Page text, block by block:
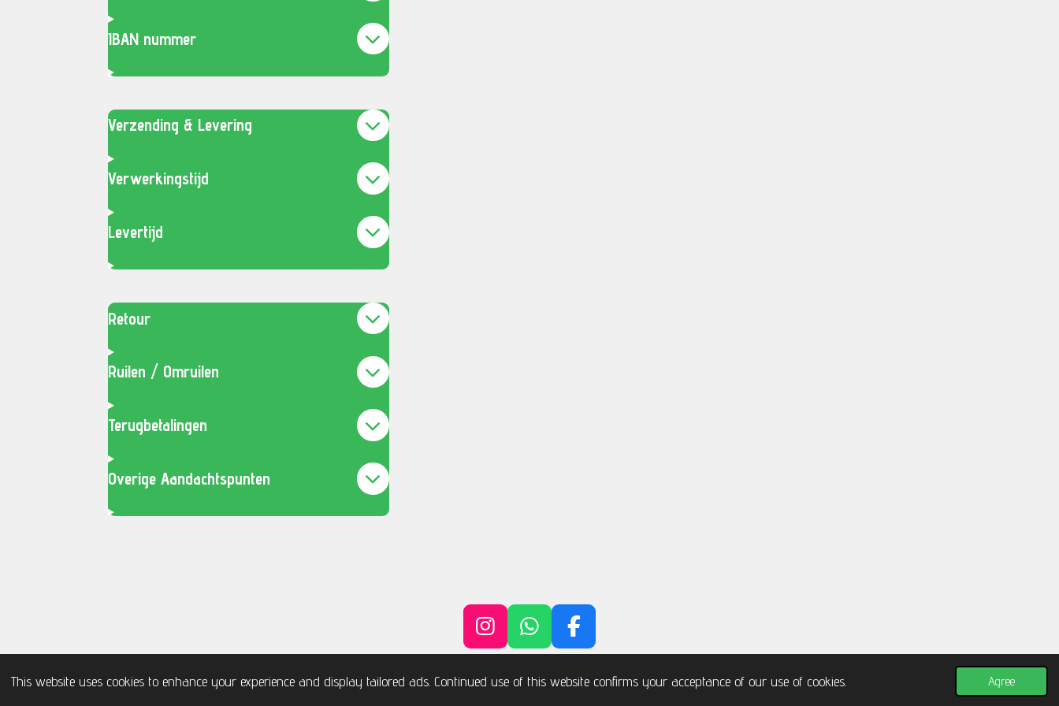
This website uses cookies to enhance your experience and display tailored ads. Continued use of this website confirms your acceptance of our use of cookies. Agree
IBAN nummer
Verzending & Levering
Verwerkingstijd
Levertijd
Retour
Ruilen / Omruilen
Terugbetalingen
Overige Aandachtspunten
I
n
s
W
h
a
F
a
c
© 2020 - 2026 smitssports